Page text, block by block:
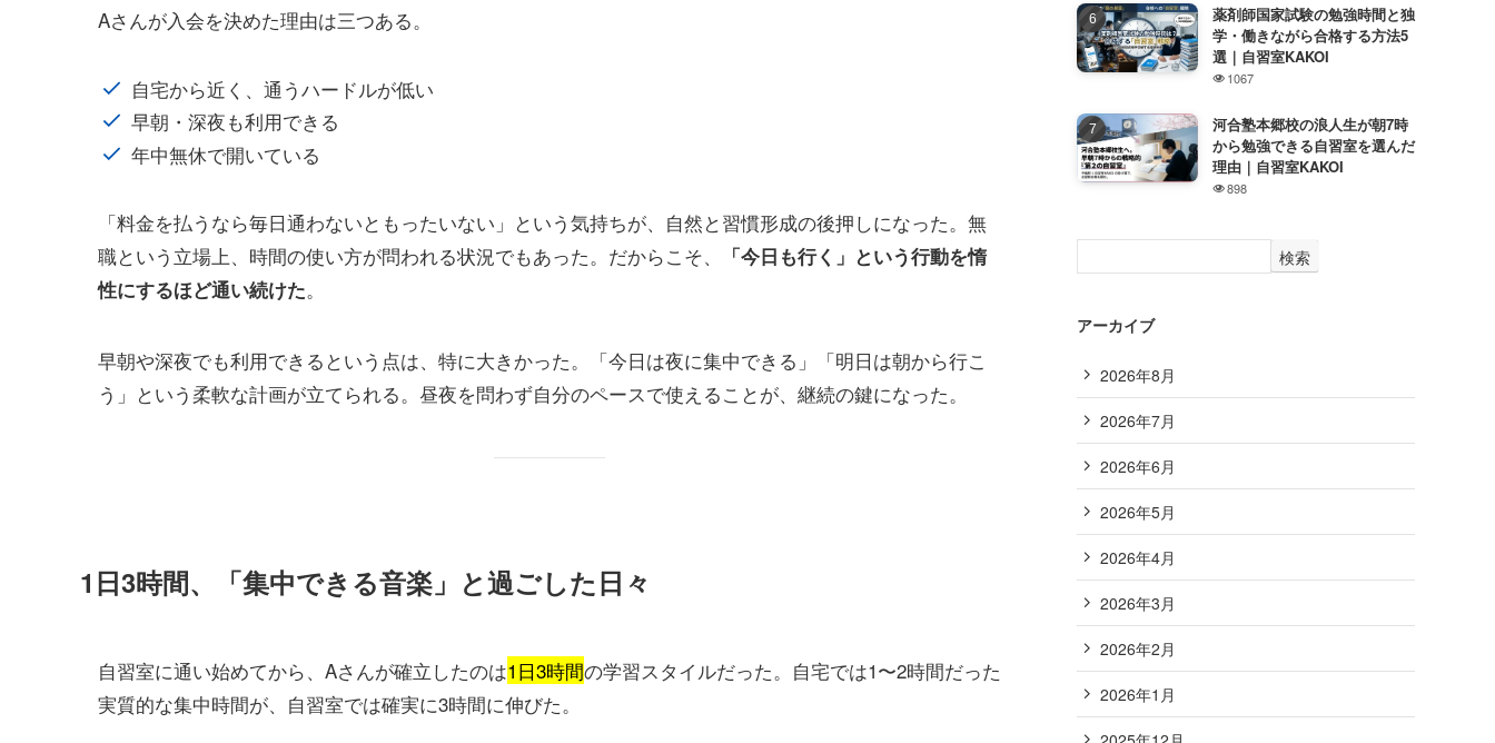
Aさんが入会を決めた理由は三つある。
自宅から近く、通うハードルが低い
早朝・深夜も利用できる
年中無休で開いている
「料金を払うなら毎日通わないともったいない」という気持ちが、自然と習慣形成の後押しになった。無
職という立場上、時間の使い方が問われる状況でもあった。だからこそ、
「今日も行く」という行動を惰
性にするほど通い続けた。
早朝や深夜でも利用できるという点は、特に大きかった。「今日は夜に集中できる」「明日は朝から行こ
う」という柔軟な計画が立てられる。昼夜を問わず自分のペースで使えることが、継続の鍵になった。
1日3時間、「集中できる音楽」と過ごした日々
自習室に通い始めてから、Aさんが確立したのは1日3時間の学習スタイルだった。自宅では1〜2時間だった
実質的な集中時間が、自習室では確実に3時間に伸びた。
薬剤師国家試験の勉強時間と独
学・働きながら合格する方法5
選｜自習室KAKOI
1067
河合塾本郷校の浪人生が朝7時
から勉強できる自習室を選んだ
理由｜自習室KAKOI
898
検索
アーカイブ
2026年8月
2026年7月
2026年6月
2026年5月
2026年4月
2026年3月
2026年2月
2026年1月